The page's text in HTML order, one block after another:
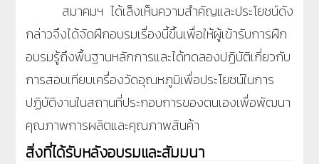
สมาคมฯ ได้เล็งเห็นความสำคัญและประโยชน์ดัง
กล่าวจึงได้จัดฝึกอบรมเรื่องนี้ขึ้นเพื่อให้ผู้เข้ารับการฝึก
อบรมรู้ถึงพื้นฐานหลักการและได้ทดลองปฏิบัติเกี่ยวกับ
การสอบเทียบเครื่องวัดอุณหภูมิเพื่อประโยชน์ในการ
ปฏิบัติงานในสถานที่ประกอบการของตนเองเพื่อพัฒนา
คุณภาพการผลิตและคุณภาพสินค้า
สิ่งที่ได้รับหลังอบรมและสัมมนา